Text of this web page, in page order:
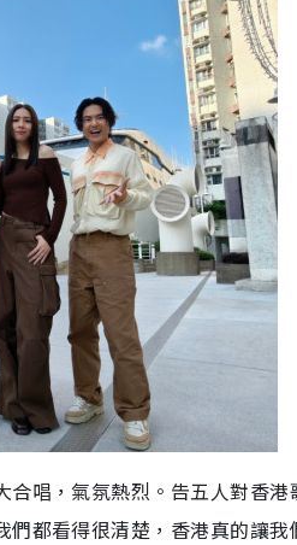
唱，氣氛熱烈。告五人對香
都看得很清楚，香港真的讓我